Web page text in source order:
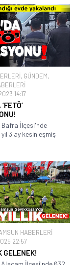
, GÜNDEM,
14:17
Bafra İlçesi'nde
3 ay kesinleşmiş
HABERLERİ
22:57
GELENEK!